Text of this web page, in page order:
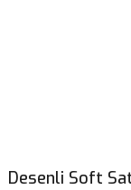
Desenli Soft